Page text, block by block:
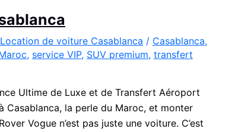
Location de voiture Casablanca / Casablanca,
, service VIP, SUV premium, transfert
Ultime de Luxe et de Transfert Aéroport
Casablanca, la perle du Maroc, et monter
Vogue n’est pas juste une voiture. C’est